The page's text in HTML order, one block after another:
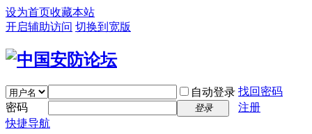
设为首页收藏本站
开启辅助访问 切换到宽版
自动登录 找回密码
密码
登录
注册
快捷导航